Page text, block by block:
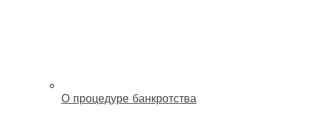
О процедуре банкротства